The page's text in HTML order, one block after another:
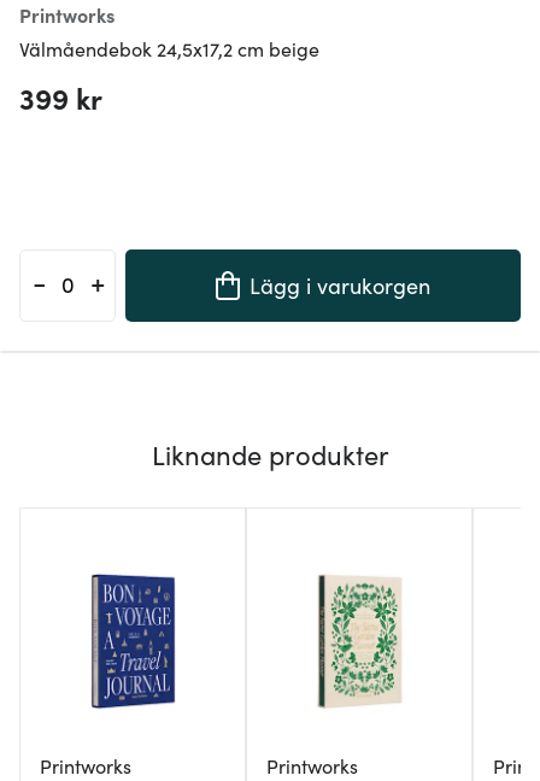
Printworks
Välmåendebok 24,5x17,2 cm beige
399 kr
- + Lägg i varukorgen
Liknande produkter
Printworks Printworks